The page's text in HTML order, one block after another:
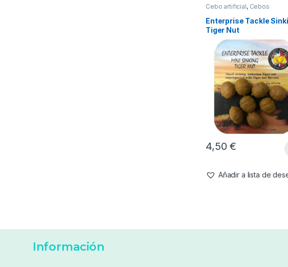
Cebo artificial, Cebos
Enterprise Tackle
Tiger Nut
4,50€
Añadir a lista de
Información